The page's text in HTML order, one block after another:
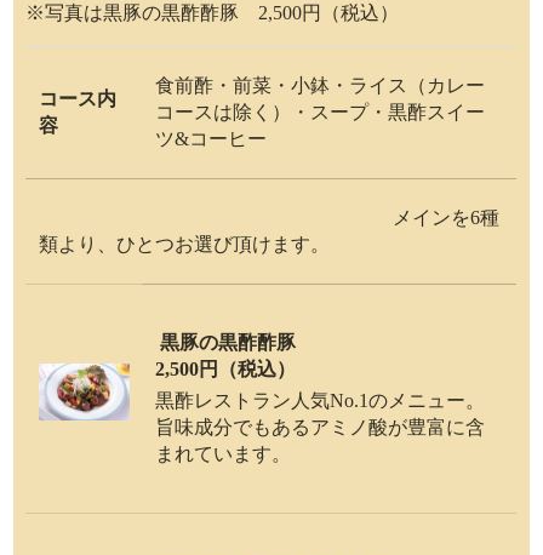
※写真は黒豚の黒酢酢豚 2,500円（税込）
コース内
容
食前酢・前菜・小鉢・ライス（カレー
コースは除く）・スープ・黒酢スイー
ツ&コーヒー
メインを6種
類より、ひとつお選び頂けます。
黒豚の黒酢酢豚
2,500円（税込）
黒酢レストラン人気No.1のメニュー。
旨味成分でもあるアミノ酸が豊富に含
まれています。